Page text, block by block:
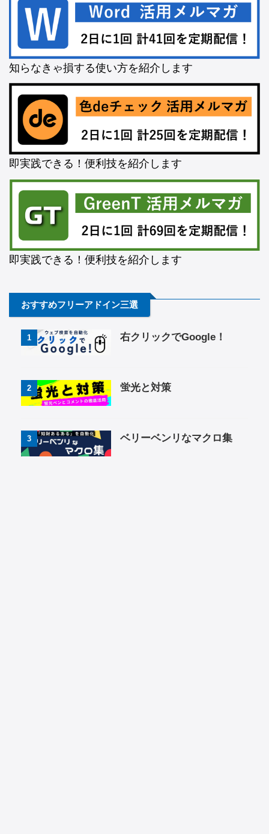
知らなきゃ損する使い方を紹介します
即実践できる！便利技を紹介します
即実践できる！便利技を紹介します
おすすめフリーアドイン三選
1 右クリックでGoogle！
2 蛍光と対策
3 ベリーベンリなマクロ集